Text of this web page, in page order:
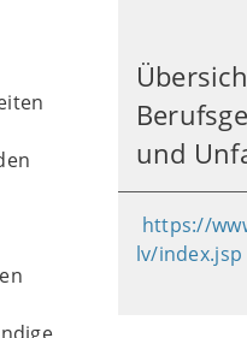
und
https://
lv/index.jsp